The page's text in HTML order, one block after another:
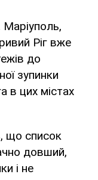
Ріг вже
до
зупинки
в цих містах
що список
довший,
і не